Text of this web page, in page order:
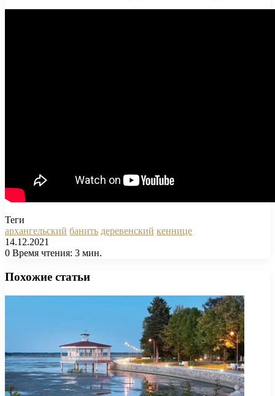
Теги
архангельский банить деревенский кеннице
14.12.2021
0 Время чтения: 3 мин.
Похожие статьи